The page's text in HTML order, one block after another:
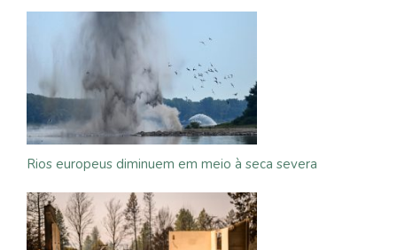
Rios europeus diminuem em meio à seca severa